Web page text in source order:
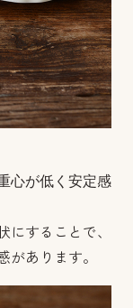
心が低く安定感
にすることで、
があります。